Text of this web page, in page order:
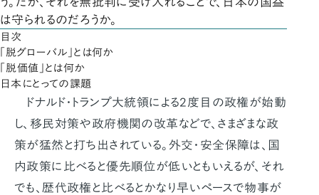
は守られるのだろうか。
目次
「脱グローバル」とは何か
「脱価値」とは何か
日本にとっての課題
ドナルド・トランプ大統領による2度目の政権が始動
し、移民対策や政府機関の改革などで、さまざまな政
策が猛然と打ち出されている。外交・安全保障は、国
内政策に比べると優先順位が低いともいえるが、それ
でも、歴代政権と比べるとかなり早いペースで物事が